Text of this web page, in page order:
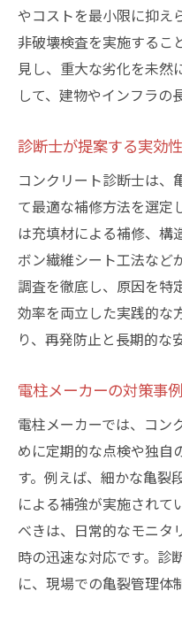
やコストを最小限に抑え
非破壊検査を実施するこ
見し、重大な劣化を未然
して、建物やインフラの
診断士が提案する実効
コンクリート診断士は、
て最適な補修方法を選定
は充填材による補修、構
ボン繊維シート工法など
調査を徹底し、原因を特
効率を両立した実践的な
り、再発防止と長期的な
電柱メーカーの対策事
電柱メーカーでは、コン
めに定期的な点検や独自
す。例えば、細かな亀裂
による補強が実施されて
べきは、日常的なモニタ
時の迅速な対応です。診
に、現場での亀裂管理体